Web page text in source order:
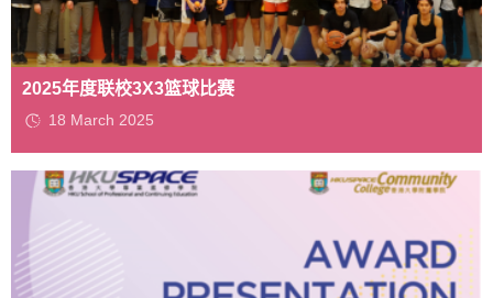
2025年度联校3X3篮球比赛
18 March 2025